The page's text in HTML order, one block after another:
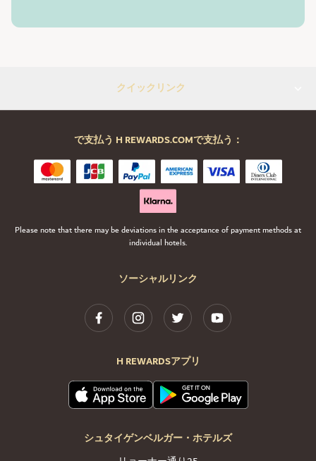
クイックリンク
ソーシャルリンク
H REWARDSアプリ
シュタイゲンベルガー・ホテルズ
で支払う H REWARDS.COMで支払う：
Please note that there may be deviations in the acceptance of payment methods at
individual hotels.